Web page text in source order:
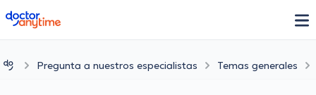
doctoranytime
Pregunta a nuestros especialistas Temas generales